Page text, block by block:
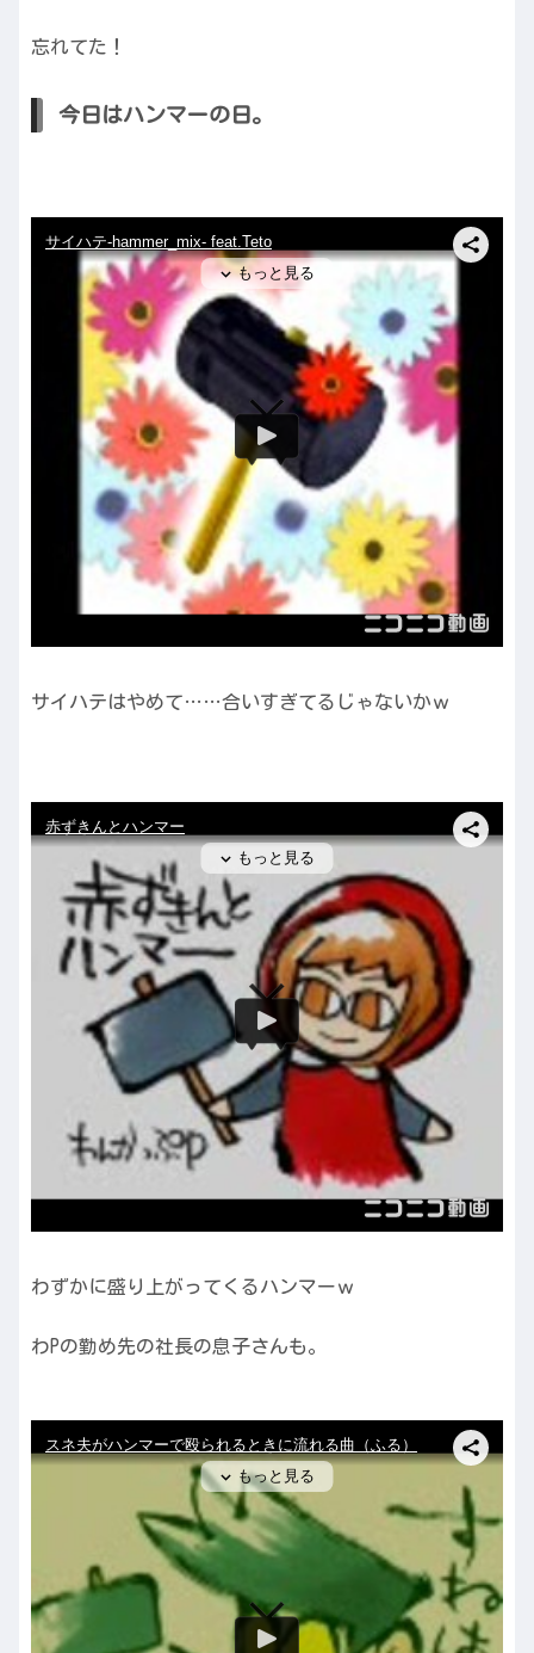
忘れてた！
今日はハンマーの日。
サイハテはやめて……合いすぎてるじゃないかｗ
わずかに盛り上がってくるハンマーｗ
わPの勤め先の社長の息子さんも。